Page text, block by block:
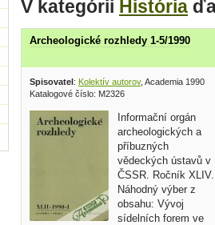
V kategórii História
Archeologické rozhledy 1-5/1990
Spisovatel: Kolektív autorov, Academia 1990
Katalogové číslo: M2326
Informační orgán
archeologických a
příbuzných
vědeckých ústavů v
ČSSR. Ročník XLIV.
Náhodný výber z
obsahu: Vývoj
sídelních forem ve